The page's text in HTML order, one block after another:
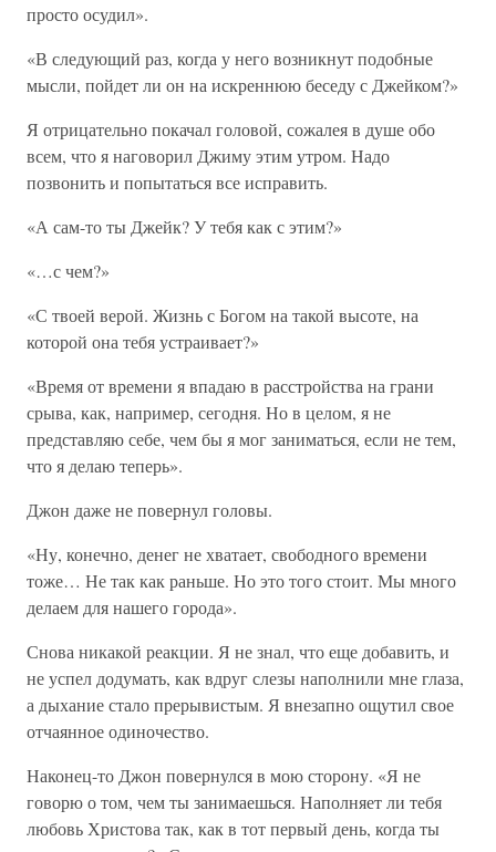
просто осудил».
«В следующий раз, когда у него возникнут подобные
мысли, пойдет ли он на искреннюю беседу с Джейком?»
Я отрицательно покачал головой, сожалея в душе обо
всем, что я наговорил Джиму этим утром. Надо
позвонить и попытаться все исправить.
«А сам-то ты Джейк? У тебя как с этим?»
«…с чем?»
«С твоей верой. Жизнь с Богом на такой высоте, на
которой она тебя устраивает?»
«Время от времени я впадаю в расстройства на грани
срыва, как, например, сегодня. Но в целом, я не
представляю себе, чем бы я мог заниматься, если не тем,
что я делаю теперь».
Джон даже не повернул головы.
«Ну, конечно, денег не хватает, свободного времени
тоже… Не так как раньше. Но это того стоит. Мы много
делаем для нашего города».
Снова никакой реакции. Я не знал, что еще добавить, и
не успел додумать, как вдруг слезы наполнили мне глаза,
а дыхание стало прерывистым. Я внезапно ощутил свое
отчаянное одиночество.
Наконец-то Джон повернулся в мою сторону. «Я не
говорю о том, чем ты занимаешься. Наполняет ли тебя
любовь Христова так, как в тот первый день, когда ты